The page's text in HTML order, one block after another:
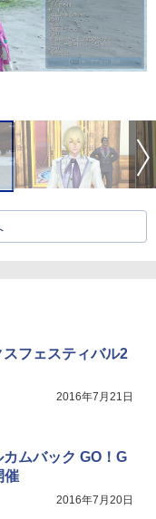
スフェスティバル2
2016年7月21日
カムバック GO！G
催
2016年7月20日